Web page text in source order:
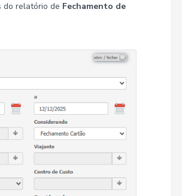
do relatório de Fechamento de